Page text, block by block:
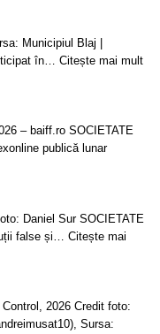
Municipiul Blaj |
în… Citește mai mult
– baiff.ro SOCIETATE
publică lunar
Daniel Sur SOCIETATE
false și… Citește mai
2026 Credit foto:
Sursa: